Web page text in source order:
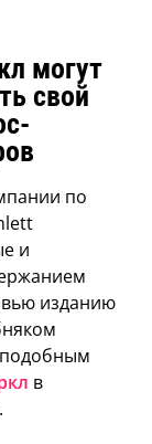
могут
свой
по
и
изданию
в